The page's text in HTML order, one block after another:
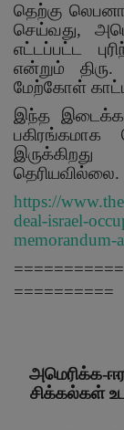
தெற்கு
செய்வது,
எட்டப்பட்ட
என்றும்
மேற்கோள்
இந்த
பகிரங்கமாக
தெரியவில்லை.
https://
deal-israel-
memorandum-
==========
அமெரிக்க-
சிக்கல்கள்